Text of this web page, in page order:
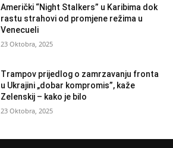
Američki “Night Stalkers” u Karibima dok
rastu strahovi od promjene režima u
Venecueli
23 Oktobra, 2025
Trampov prijedlog o zamrzavanju fronta
u Ukrajini „dobar kompromis”, kaže
Zelenskij – kako je bilo
23 Oktobra, 2025